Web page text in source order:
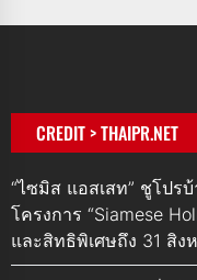
CREDIT > THAIPR.NET
“ไซมิส แอสเสท” ชูโปร
โครงการ “Siamese
และสิทธิพิเศษถึง 31 สิง